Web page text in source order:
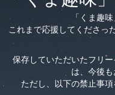
「くま趣
これまで応援してくださっ
保存していただいたフリ
は、今後も
ただし、以下の禁止事